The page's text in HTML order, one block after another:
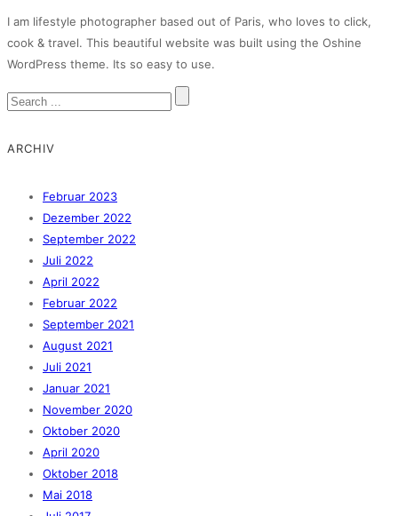
I am lifestyle photographer based out of Paris, who loves to click,
cook & travel. This beautiful website was built using the Oshine
WordPress theme. Its so easy to use.
ARCHIV
Februar 2023
Dezember 2022
September 2022
Juli 2022
April 2022
Februar 2022
September 2021
August 2021
Juli 2021
Januar 2021
November 2020
Oktober 2020
April 2020
Oktober 2018
Mai 2018